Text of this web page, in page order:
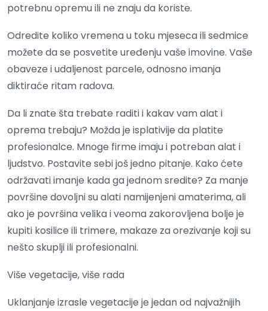
potrebnu opremu ili ne znaju da koriste.
Odredite koliko vremena u toku mjeseca ili sedmice
možete da se posvetite uređenju vaše imovine. Vaše
obaveze i udaljenost parcele, odnosno imanja
diktiraće ritam radova.
Da li znate šta trebate raditi i kakav vam alat i
oprema trebaju? Možda je isplativije da platite
profesionalce. Mnoge firme imaju i potreban alat i
ljudstvo. Postavite sebi još jedno pitanje. Kako ćete
održavati imanje kada ga jednom sredite? Za manje
površine dovoljni su alati namijenjeni amaterima, ali
ako je površina velika i veoma zakorovljena bolje je
kupiti kosilice ili trimere, makaze za orezivanje koji su
nešto skuplji ili profesionalni.
Više vegetacije, više rada
Uklanjanje izrasle vegetacije je jedan od najvažnijih